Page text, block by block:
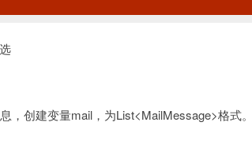
，创建变量mail，为List<MailMessage>格式。